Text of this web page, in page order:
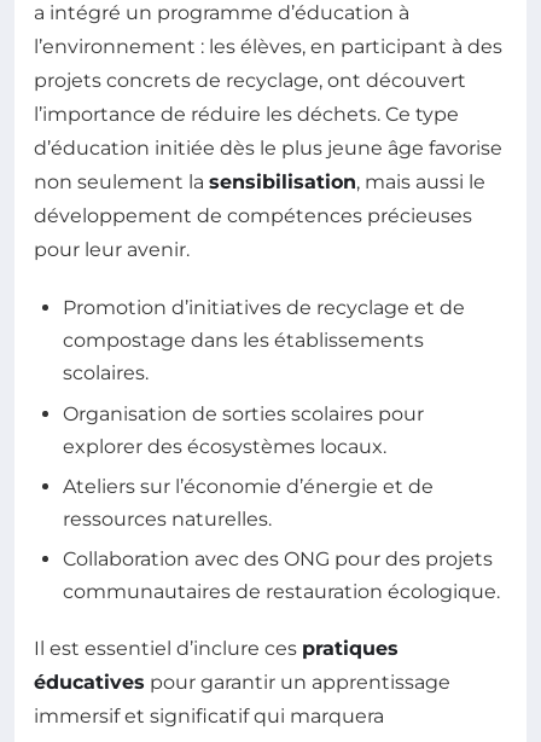
a intégré un programme d’éducation à
l’environnement : les élèves, en participant à des
projets concrets de recyclage, ont découvert
l’importance de réduire les déchets. Ce type
d’éducation initiée dès le plus jeune âge favorise
non seulement la sensibilisation, mais aussi le
développement de compétences précieuses
pour leur avenir.
Promotion d’initiatives de recyclage et de
compostage dans les établissements
scolaires.
Organisation de sorties scolaires pour
explorer des écosystèmes locaux.
Ateliers sur l’économie d’énergie et de
ressources naturelles.
Collaboration avec des ONG pour des projets
communautaires de restauration écologique.
Il est essentiel d’inclure ces pratiques
éducatives pour garantir un apprentissage
immersif et significatif qui marquera